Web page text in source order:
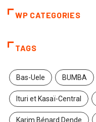
WP CATEGORIES
TAGS
Bas-Uele BUMBA
Ituri et Kasaï-Central
Karim Bénard Dende